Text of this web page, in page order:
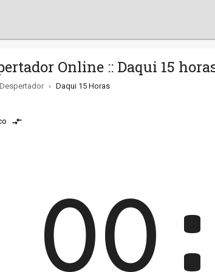
Online :: Daqui 15
Despertador › Daqui 15 Horas